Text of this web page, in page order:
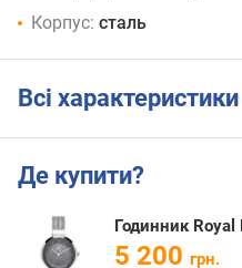
Корпус: сталь
Всі характеристики
Де купити?
Годинник
5 200 грн.